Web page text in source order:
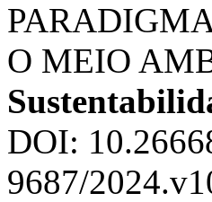
O MEIO
DOI:
9687/